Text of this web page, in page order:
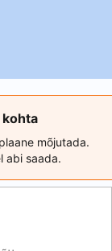
mõjutada.
abi saada.